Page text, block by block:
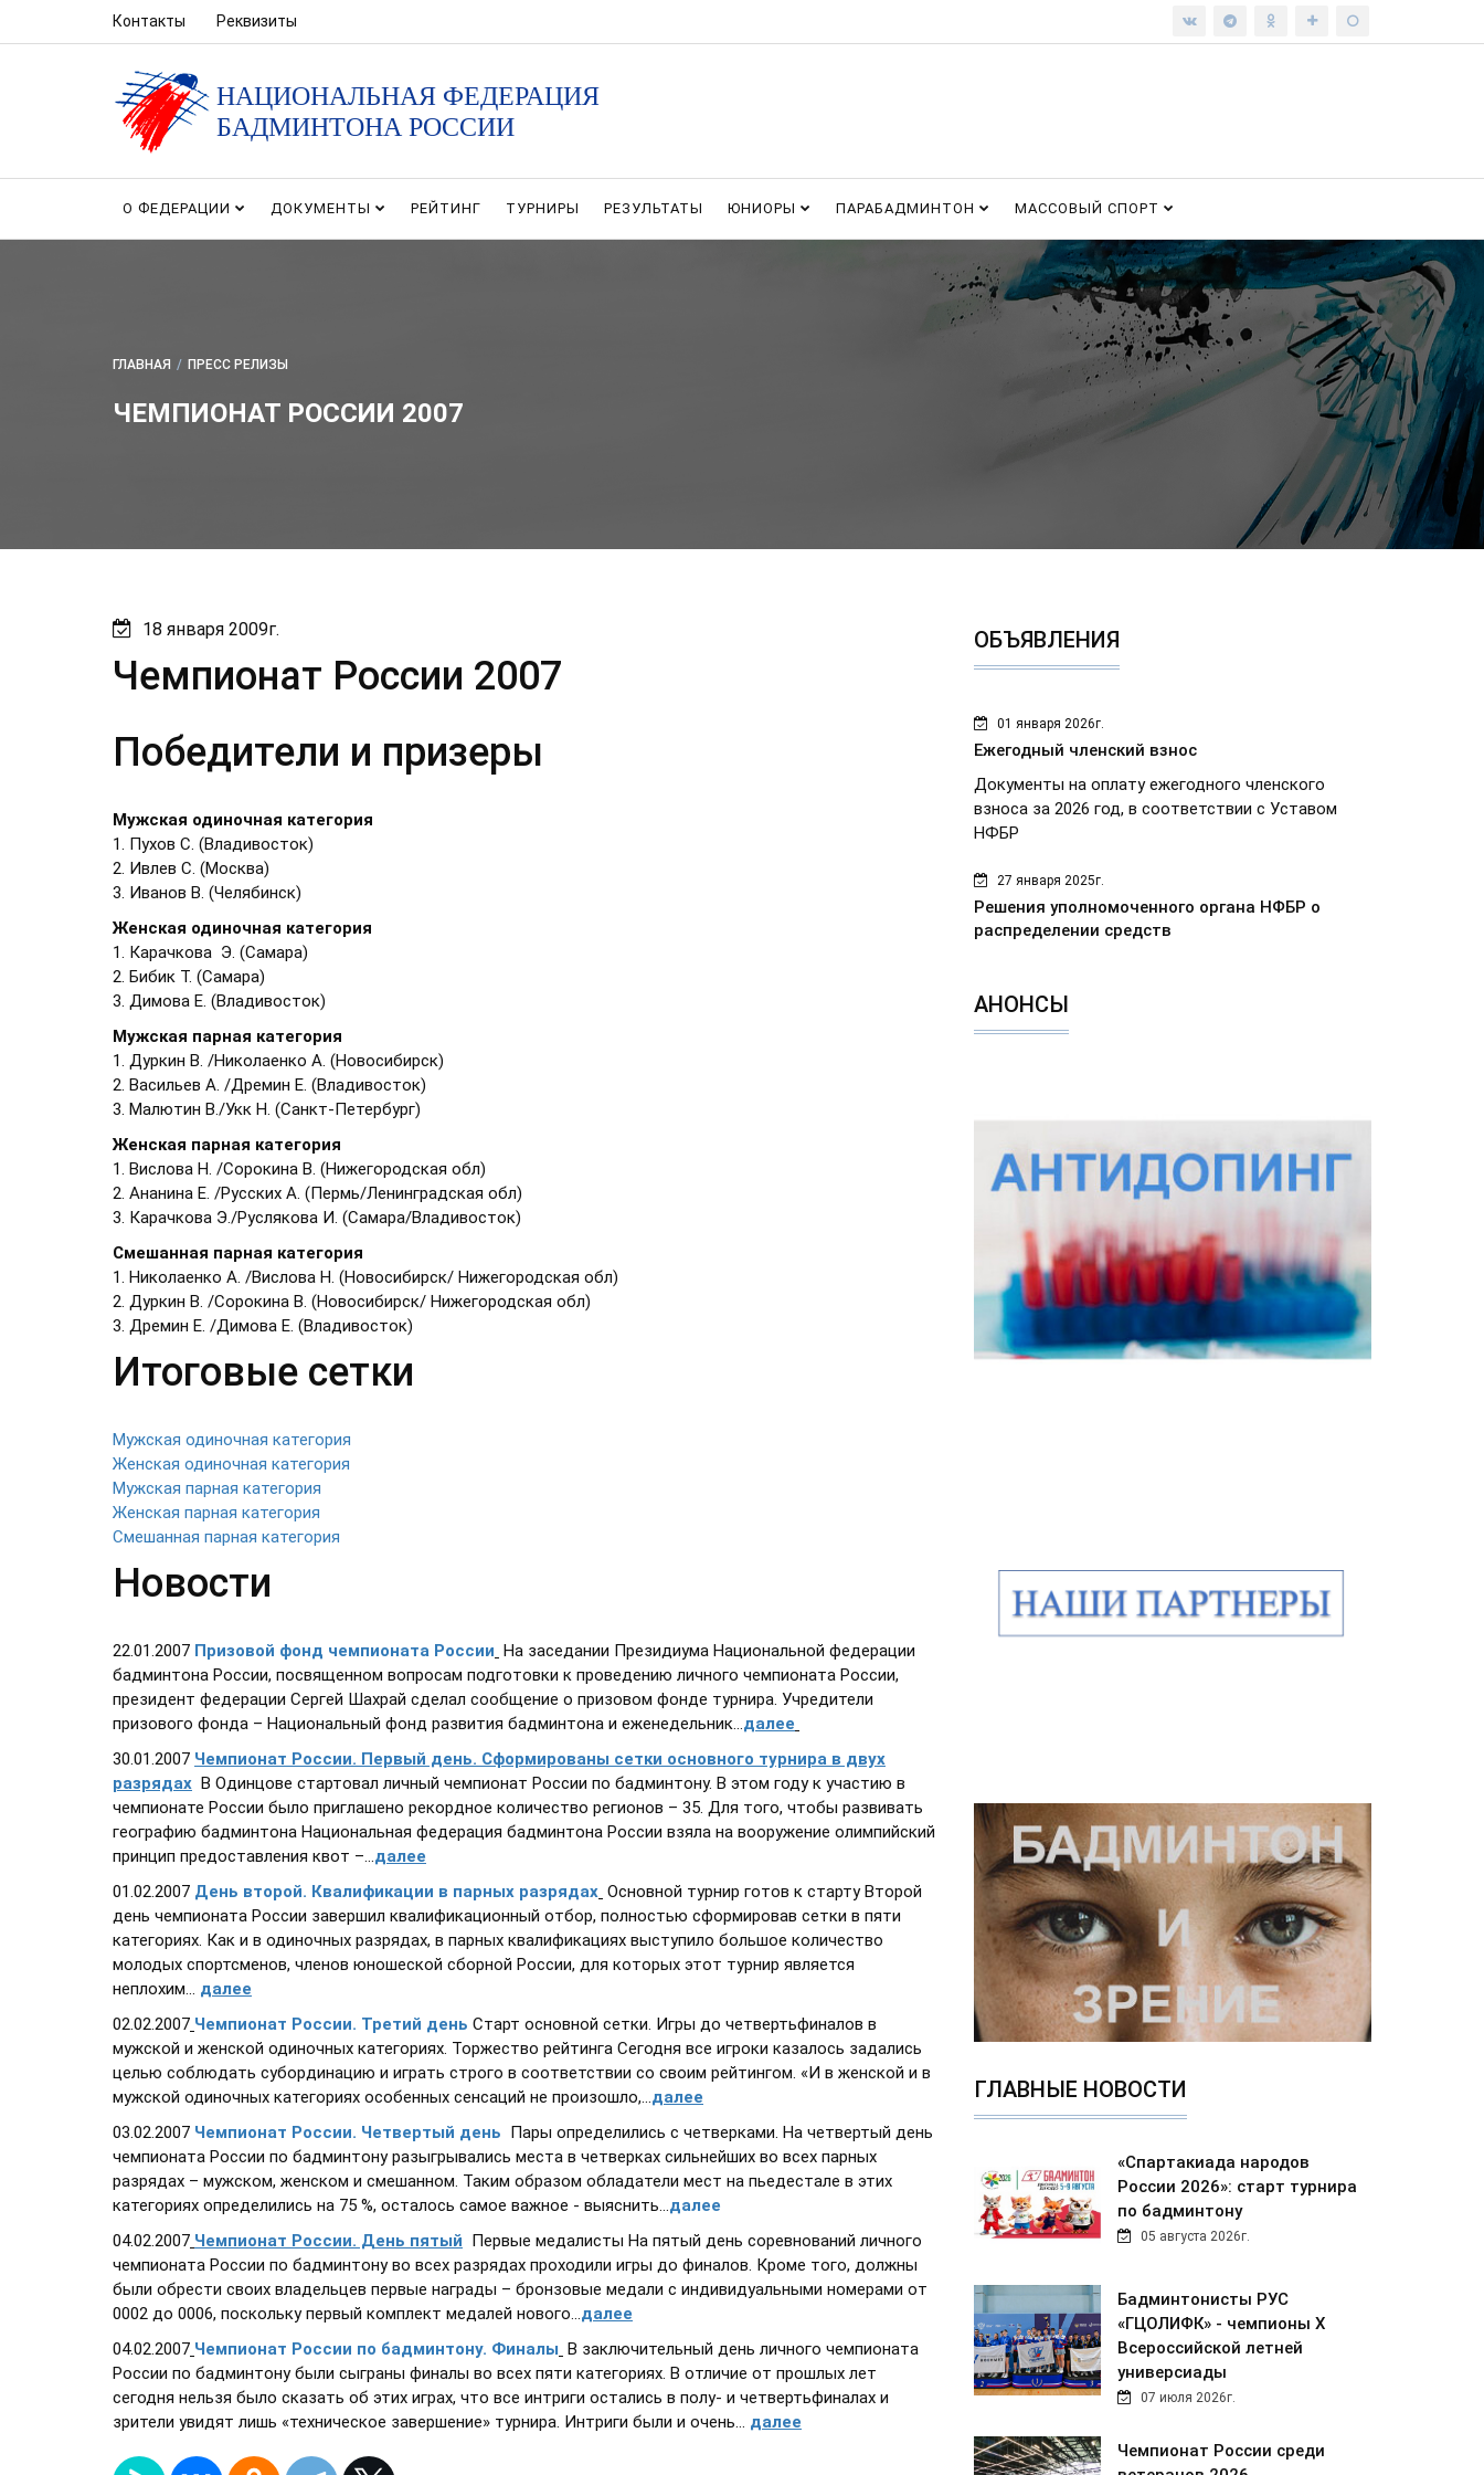
Контакты Реквизиты
НАЦИОНАЛЬНАЯ ФЕДЕРАЦИЯ
БАДМИНТОНА РОССИИ
О ФЕДЕРАЦИИ ДОКУМЕНТЫ РЕЙТИНГ ТУРНИРЫ РЕЗУЛЬТАТЫ ЮНИОРЫ ПАРАБАДМИНТОН МАССОВЫЙ СПОРТ
ГЛАВНАЯ / ПРЕСС РЕЛИЗЫ
ЧЕМПИОНАТ РОССИИ 2007
18 января 2009г.
Чемпионат России 2007
Победители и призеры
Мужская одиночная категория
1. Пухов С. (Владивосток)
2. Ивлев С. (Москва)
3. Иванов В. (Челябинск)
Женская одиночная категория
1. Карачкова Э. (Самара)
2. Бибик Т. (Самара)
3. Димова Е. (Владивосток)
Мужская парная категория
1. Дуркин В. /Николаенко А. (Новосибирск)
2. Васильев А. /Дремин Е. (Владивосток)
3. Малютин В./Укк Н. (Санкт-Петербург)
Женская парная категория
1. Вислова Н. /Сорокина В. (Нижегородская обл)
2. Ананина Е. /Русских А. (Пермь/Ленинградская обл)
3. Карачкова Э./Руслякова И. (Самара/Владивосток)
Смешанная парная категория
1. Николаенко А. /Вислова Н. (Новосибирск/ Нижегородская обл)
2. Дуркин В. /Сорокина В. (Новосибирск/ Нижегородская обл)
3. Дремин Е. /Димова Е. (Владивосток)
Итоговые сетки
Мужская одиночная категория
Женская одиночная категория
Мужская парная категория
Женская парная категория
Смешанная парная категория
Новости
22.01.2007 Призовой фонд чемпионата России На заседании Президиума Национальной федерации
бадминтона России, посвященном вопросам подготовки к проведению личного чемпионата России,
президент федерации Сергей Шахрай сделал сообщение о призовом фонде турнира. Учредители
призового фонда – Национальный фонд развития бадминтона и еженедельник...далее
30.01.2007 Чемпионат России. Первый день. Сформированы сетки основного турнира в двух
разрядах В Одинцове стартовал личный чемпионат России по бадминтону. В этом году к участию в
чемпионате России было приглашено рекордное количество регионов – 35. Для того, чтобы развивать
географию бадминтона Национальная федерация бадминтона России взяла на вооружение олимпийский
принцип предоставления квот –...далее
01.02.2007 День второй. Квалификации в парных разрядах Основной турнир готов к старту Второй
день чемпионата России завершил квалификационный отбор, полностью сформировав сетки в пяти
категориях. Как и в одиночных разрядах, в парных квалификациях выступило большое количество
молодых спортсменов, членов юношеской сборной России, для которых этот турнир является
неплохим... далее
02.02.2007 Чемпионат России. Третий день Старт основной сетки. Игры до четвертьфиналов в
мужской и женской одиночных категориях. Торжество рейтинга Сегодня все игроки казалось задались
целью соблюдать субординацию и играть строго в соответствии со своим рейтингом. «И в женской и в
мужской одиночных категориях особенных сенсаций не произошло,...далее
03.02.2007 Чемпионат России. Четвертый день Пары определились с четверками. На четвертый день
чемпионата России по бадминтону разыгрывались места в четверках сильнейших во всех парных
разрядах – мужском, женском и смешанном. Таким образом обладатели мест на пьедестале в этих
категориях определились на 75 %, осталось самое важное - выяснить...далее
04.02.2007 Чемпионат России. День пятый Первые медалисты На пятый день соревнований личного
чемпионата России по бадминтону во всех разрядах проходили игры до финалов. Кроме того, должны
были обрести своих владельцев первые награды – бронзовые медали с индивидуальными номерами от
0002 до 0006, поскольку первый комплект медалей нового...далее
04.02.2007 Чемпионат России по бадминтону. Финалы В заключительный день личного чемпионата
России по бадминтону были сыграны финалы во всех пяти категориях. В отличие от прошлых лет
сегодня нельзя было сказать об этих играх, что все интриги остались в полу- и четвертьфиналах и
зрители увидят лишь «техническое завершение» турнира. Интриги были и очень... далее
ОБЪЯВЛЕНИЯ
01 января 2026г.
Ежегодный членский взнос
Документы на оплату ежегодного членского
взноса за 2026 год, в соответствии с Уставом
НФБР
27 января 2025г.
Решения уполномоченного органа НФБР о
распределении средств
АНОНСЫ
ГЛАВНЫЕ НОВОСТИ
«Спартакиада народов
России 2026»: старт турнира
по бадминтону
05 августа 2026г.
Бадминтонисты РУС
«ГЦОЛИФК» - чемпионы Х
Всероссийской летней
универсиады
07 июля 2026г.
Чемпионат России среди